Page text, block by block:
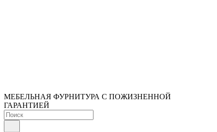
МЕБЕЛЬНАЯ ФУРНИТУРА С ПОЖИЗНЕННОЙ
ГАРАНТИЕЙ